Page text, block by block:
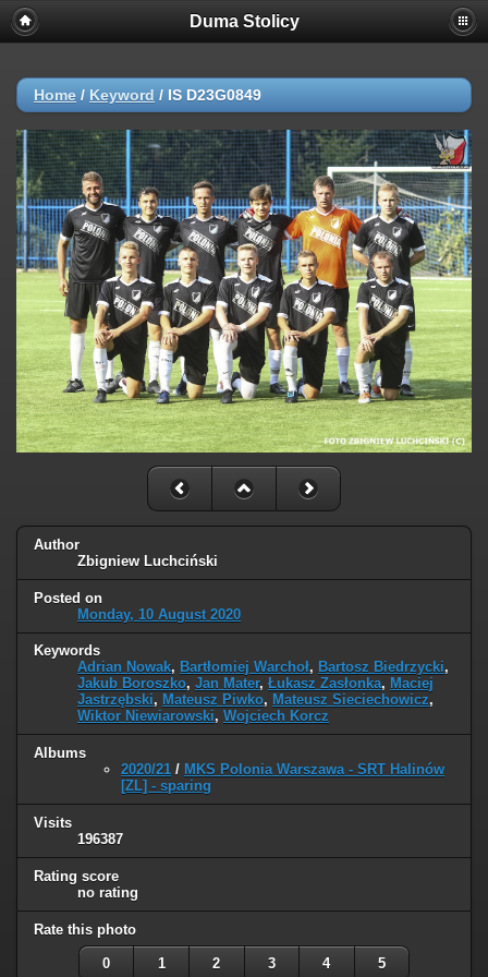
Duma Stolicy
Home / Keyword / IS D23G0849
Author
Zbigniew Luchciński
Posted on
Monday, 10 August 2020
Keywords
Adrian Nowak, Bartłomiej Warchoł, Bartosz Biedrzycki,
Jakub Boroszko, Jan Mater, Łukasz Zasłonka, Maciej
Jastrzębski, Mateusz Piwko, Mateusz Sieciechowicz,
Wiktor Niewiarowski, Wojciech Korcz
Albums
2020/21 / MKS Polonia Warszawa - SRT Halinów
[ZL] - sparing
Visits
196387
Rating score
no rating
Rate this photo
0 1 2 3 4 5